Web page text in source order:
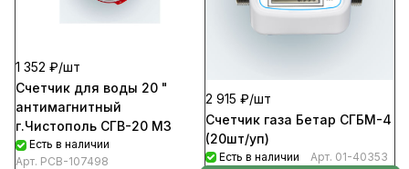
1 352 ₽/шт
Счетчик для воды 20 "
антимагнитный
г.Чистополь СГВ-20 МЗ
Есть в наличии
Арт. РСВ-107498
2 915 ₽/шт
Счетчик газа Бетар СГБМ-4
(20шт/уп)
Есть в наличии Арт. 01-40353